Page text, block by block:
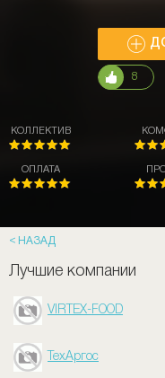
8
КОЛЛЕКТИВ
ОПЛАТА
НАЗАД
Лучшие компании
VIRTEX-FOOD
ТехАргос